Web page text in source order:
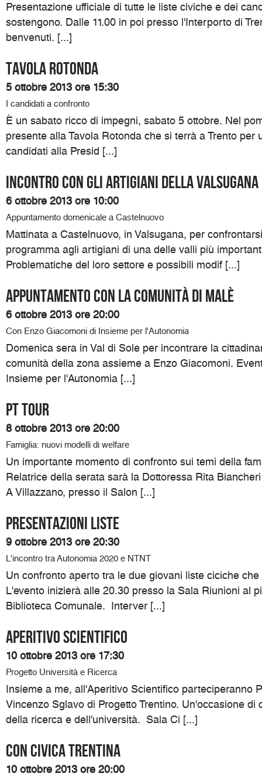
Presentazione ufficiale di tutte le liste civiche e dei
sostengono. Dalle 11.00 in poi presso l'Interporto di
benvenuti. [...]
Tavola rotonda
5 ottobre 2013 ore 15:30
I candidati a confronto
È un sabato ricco di impegni, sabato 5 ottobre. Nel
presente alla Tavola Rotonda che si terrà a Trento per
candidati alla Presid [...]
Incontro con gli artigiani della Valsugana
6 ottobre 2013 ore 10:00
Appuntamento domenicale a Castelnuovo
Mattinata a Castelnuovo, in Valsugana, per
programma agli artigiani di una delle valli più
Problematiche del loro settore e possibili modif [...]
Appuntamento con la comunità di Malè
6 ottobre 2013 ore 20:00
Con Enzo Giacomoni di Insieme per l'Autonomia
Domenica sera in Val di Sole per incontrare la
comunità della zona assieme a Enzo Giacomoni.
Insieme per l'Autonomia [...]
PT TOUR
8 ottobre 2013 ore 20:00
Famiglia: nuovi modelli di welfare
Un importante momento di confronto sui temi della
Relatrice della serata sarà la Dottoressa Rita
A Villazzano, presso il Salon [...]
PRESENTAZIONI LISTE
9 ottobre 2013 ore 20:30
L'incontro tra Autonomia 2020 e NTNT
Un confronto aperto tra le due giovani liste ciciche
L'evento inizierà alle 20.30 presso la Sala Riunioni al
Biblioteca Comunale. Interver [...]
Aperitivo Scientifico
10 ottobre 2013 ore 17:30
Progetto Università e Ricerca
Insieme a me, all'Aperitivo Scientifico parteciperanno
Vincenzo Sglavo di Progetto Trentino. Un'occasione di
della ricerca e dell'università. Sala Ci [...]
Con Civica Trentina
10 ottobre 2013 ore 20:00